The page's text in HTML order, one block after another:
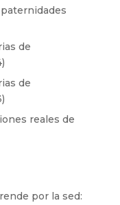
de
de
reales de
por la sed: